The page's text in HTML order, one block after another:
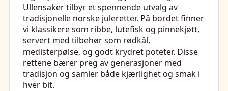
Ullensaker tilbyr et spennende utvalg av
tradisjonelle norske juleretter. På bordet finner
vi klassikere som ribbe, lutefisk og pinnekjøtt,
servert med tilbehør som rødkål,
medisterpølse, og godt krydret poteter. Disse
rettene bærer preg av generasjoner med
tradisjon og samler både kjærlighet og smak i
hver bit.